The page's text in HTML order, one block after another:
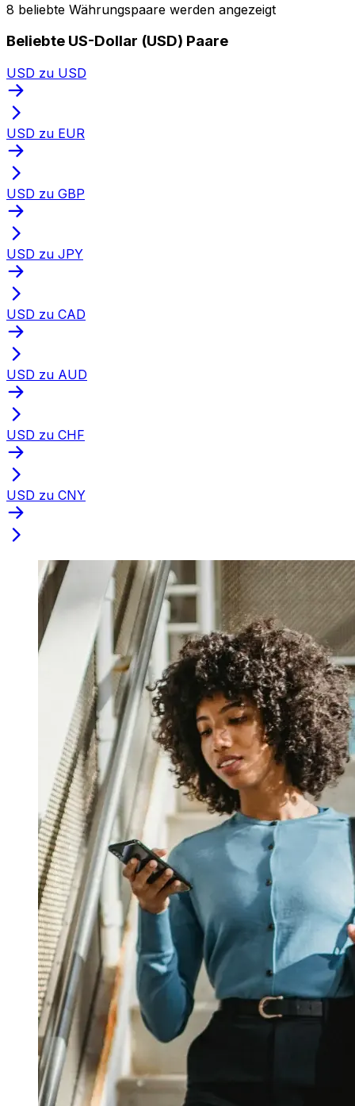
8 beliebte Währungspaare werden angezeigt
Beliebte US-Dollar (USD) Paare
USD zu USD
USD zu EUR
USD zu GBP
USD zu JPY
USD zu CAD
USD zu AUD
USD zu CHF
USD zu CNY